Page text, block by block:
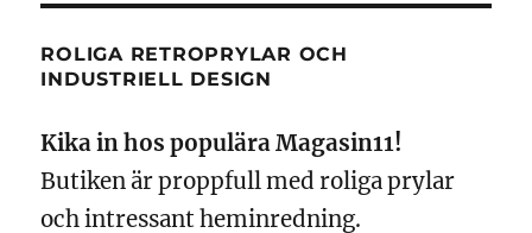
ROLIGA RETROPRYLAR OCH
INDUSTRIELL DESIGN
Kika in hos populära Magasin11!
Butiken är proppfull med roliga prylar
och intressant heminredning.